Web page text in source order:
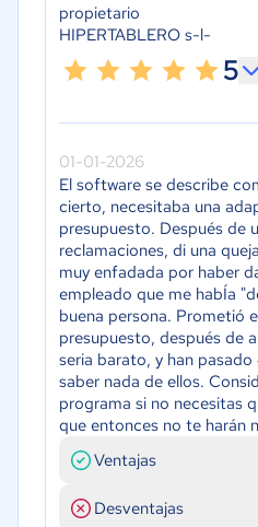
propietario
HIPERTABLERO s-l-
5
01-01-2026
El software se describe
cierto, necesitaba una
presupuesto. Después de
reclamaciones, di una
muy enfadada por haber
empleado que me habÍa
buena persona. Prometió
presupuesto, después de
seria barato, y han
saber nada de ellos.
programa si no necesitas
que entonces no te harán
Ventajas
Desventajas